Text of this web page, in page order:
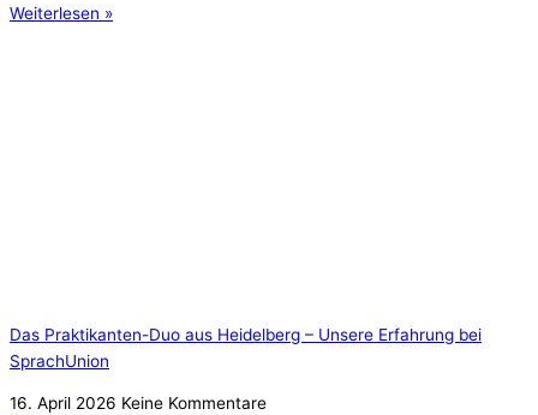
Weiterlesen »
Das Praktikanten-Duo aus Heidelberg – Unsere Erfahrung bei
SprachUnion
16. April 2026 Keine Kommentare